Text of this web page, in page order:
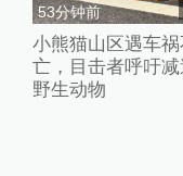
53分钟前
小熊猫山区遇车
亡，目击者呼吁
野生动物